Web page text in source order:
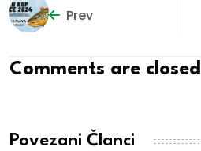
Prev
Comments are closed
Povezani Članci